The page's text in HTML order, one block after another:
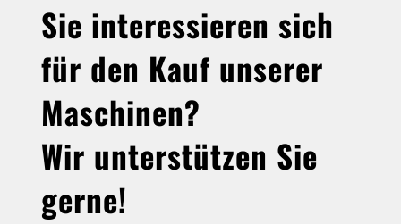
Sie interessieren sich
für den Kauf unserer
Maschinen?
Wir unterstützen Sie
gerne!